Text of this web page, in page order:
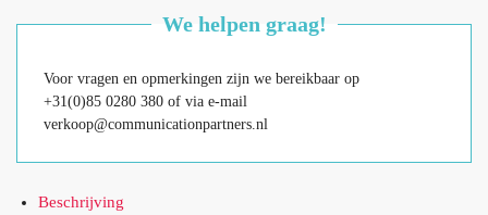
We helpen graag!
Voor vragen en opmerkingen zijn we bereikbaar op
+31(0)85 0280 380 of via e-mail
verkoop@communicationpartners.nl
Beschrijving